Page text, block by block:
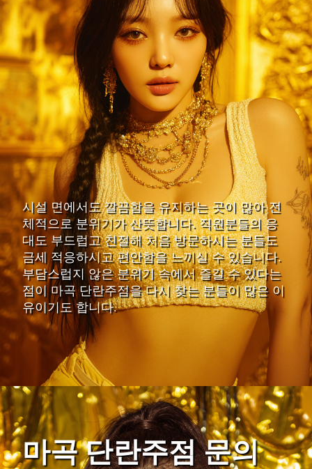
시설 면에서도 깔끔함을 유지하는 곳이 많아 전
체적으로 분위기가 산뜻합니다. 직원분들의 응
대도 부드럽고 친절해 처음 방문하시는 분들도
금세 적응하시고 편안함을 느끼실 수 있습니다.
부담스럽지 않은 분위기 속에서 즐길 수 있다는
점이 마곡 단란주점을 다시 찾는 분들이 많은 이
유이기도 합니다.
마곡 단란주점 문의